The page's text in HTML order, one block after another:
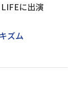
に出演
ズム